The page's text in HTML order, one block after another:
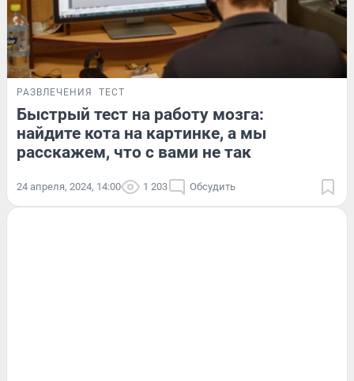
РАЗВЛЕЧЕНИЯ ТЕСТ
Быстрый тест на работу мозга:
найдите кота на картинке, а мы
расскажем, что с вами не так
24 апреля, 2024, 14:00 1 203 Обсудить